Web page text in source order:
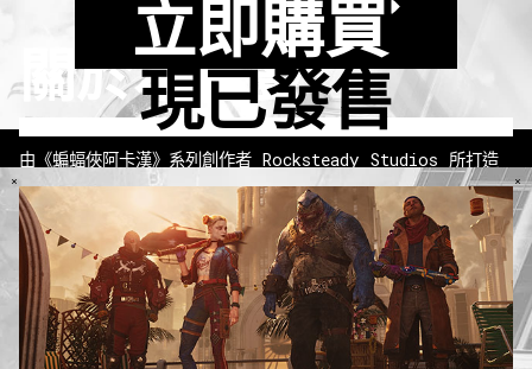
現已發售
立即購買
關於本遊戲
由《蝙蝠俠阿卡漢》系列創作者 Rocksteady Studios 所打造
的《自殺突擊隊：戰勝正義聯盟》是一款顛覆類型的第三人稱動作
射擊遊戲。一個極度格格不入的組合必須完成不可能的任務以拯救
世界：戰勝正義聯盟。